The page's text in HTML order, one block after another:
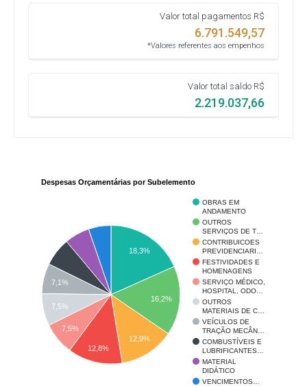
Valor total pagamentos R$
6.791.549,57
*Valores referentes aos empenhos
Valor total saldo R$
2.219.037,66
Despesas Orçamentárias por Subelemento
OBRAS EM
ANDAMENTO
OUTROS
SERVIÇOS DE T…
CONTRIBUICOES
PREVIDENCIARI…
FESTIVIDADES E
HOMENAGENS
SERVIÇO MÉDICO,
HOSPITAL, ODO…
OUTROS
MATERIAIS DE C…
VEÍCULOS DE
TRAÇÃO MECÂN…
COMBUSTÍVEIS E
LUBRIFICANTES…
MATERIAL
DIDÁTICO
VENCIMENTOS…
18,3%
16,2%
12,9%
7,1%
7,5%
7,5%
12,8%